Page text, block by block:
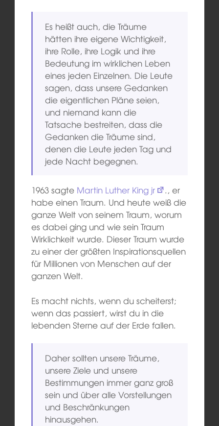
Es heißt auch, die Träume
hätten ihre eigene Wichtigkeit,
ihre Rolle, ihre Logik und ihre
Bedeutung im wirklichen Leben
eines jeden Einzelnen. Die Leute
sagen, dass unsere Gedanken
die eigentlichen Pläne seien,
und niemand kann die
Tatsache bestreiten, dass die
Gedanken die Träume sind,
denen die Leute jeden Tag und
jede Nacht begegnen.
1963 sagte Martin Luther King jr
., er
habe einen Traum. Und heute weiß die
ganze Welt von seinem Traum, worum
es dabei ging und wie sein Traum
Wirklichkeit wurde. Dieser Traum wurde
zu einer der größten Inspirationsquellen
für Millionen von Menschen auf der
ganzen Welt.
Es macht nichts, wenn du scheiterst;
wenn das passiert, wirst du in die
lebenden Sterne auf der Erde fallen.
Daher sollten unsere Träume,
unsere Ziele und unsere
Bestimmungen immer ganz groß
sein und über alle Vorstellungen
und Beschränkungen
hinausgehen.